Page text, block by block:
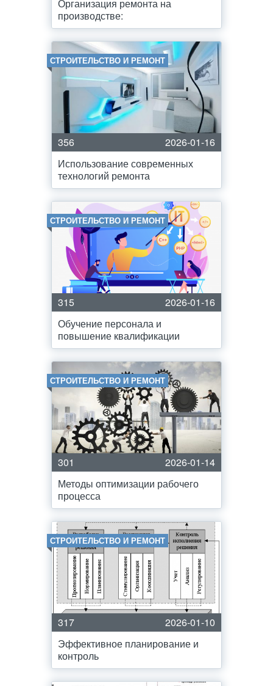
Организация ремонта на
производстве:
СТРОИТЕЛЬСТВО И РЕМОНТ
356
2026-01-16
Использование современных
технологий ремонта
СТРОИТЕЛЬСТВО И РЕМОНТ
315
2026-01-16
Обучение персонала и
повышение квалификации
СТРОИТЕЛЬСТВО И РЕМОНТ
301
2026-01-14
Методы оптимизации рабочего
процесса
СТРОИТЕЛЬСТВО И РЕМОНТ
317
2026-01-10
Эффективное планирование и
контроль